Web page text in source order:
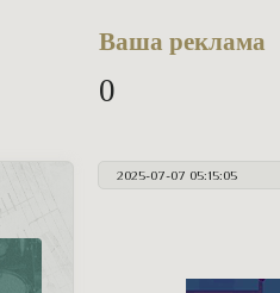
Ваша реклама
0
2025-07-07 05:15:05